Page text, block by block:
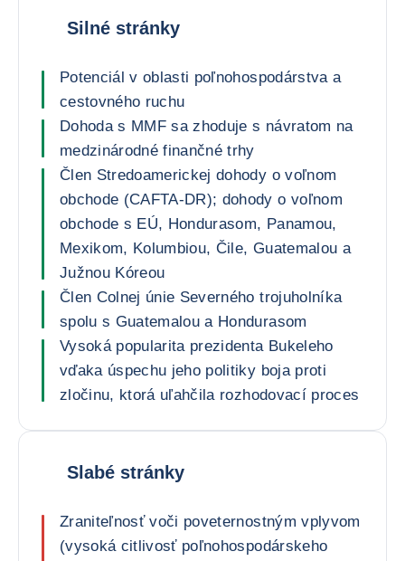
Silné stránky
Potenciál v oblasti poľnohospodárstva a
cestovného ruchu
Dohoda s MMF sa zhoduje s návratom na
medzinárodné finančné trhy
Člen Stredoamerickej dohody o voľnom
obchode (CAFTA-DR); dohody o voľnom
obchode s EÚ, Hondurasom, Panamou,
Mexikom, Kolumbiou, Čile, Guatemalou a
Južnou Kóreou
Člen Colnej únie Severného trojuholníka
spolu s Guatemalou a Hondurasom
Vysoká popularita prezidenta Bukeleho
vďaka úspechu jeho politiky boja proti
zločinu, ktorá uľahčila rozhodovací proces
Slabé stránky
Zraniteľnosť voči poveternostným vplyvom
(vysoká citlivosť poľnohospodárskeho